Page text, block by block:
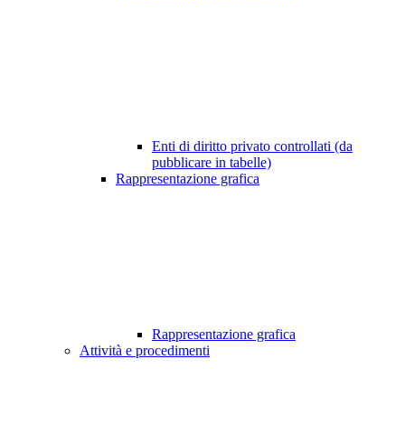
Enti di diritto privato controllati (da
pubblicare in tabelle)
Rappresentazione grafica
Rappresentazione grafica
Attività e procedimenti